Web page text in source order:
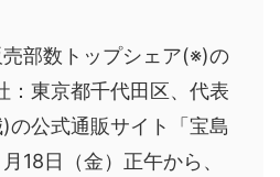
部数トップシェア(※)の
：東京都千代田区、代表
の公式通販サイト「宝島
18日（金）正午から、